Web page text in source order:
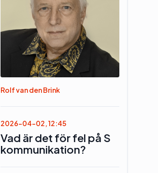
Rolf van den Brink
2026-04-02, 12:45
Vad är det för fel på S
kommunikation?